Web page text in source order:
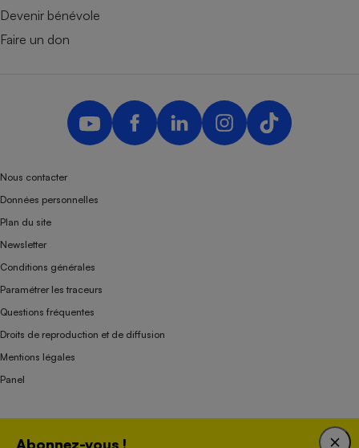
Abonnez-vous !
Devenir bénévole
Faire un don
Nous contacter
Données personnelles
Plan du site
Newsletter
Conditions générales
Paramétrer les traceurs
Questions fréquentes
Droits de reproduction et de diffusion
Mentions légales
Panel
Association indépendante de l’État, des syndicats, des producteurs et des
distributeurs depuis 1951.